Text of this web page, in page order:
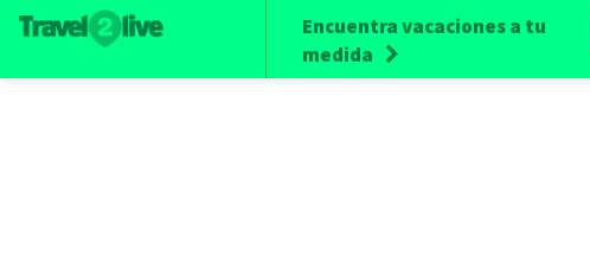
Encuentra vacaciones a tu
medida